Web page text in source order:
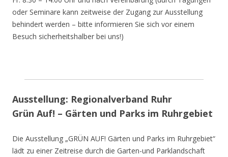
oder Seminare kann zeitweise der Zugang zur Ausstellung
behindert werden – bitte informieren Sie sich vor einem
Besuch sicherheitshalber bei uns!)
Ausstellung: Regionalverband Ruhr
Grün Auf! – Gärten und Parks im Ruhrgebiet
Die Ausstellung „GRÜN AUF! Gärten und Parks im Ruhrgebiet“
lädt zu einer Zeitreise durch die Garten-und Parklandschaft